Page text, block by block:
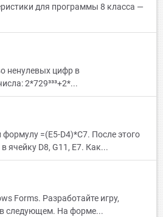
для программы 8 класса —
ненулевых цифр в
2*729³³³+2*...
формулу =(E5-D4)*C7. После этого
ячейку D8, G11, Е7. Как...
Forms. Разработайте игру,
следующем. На форме...